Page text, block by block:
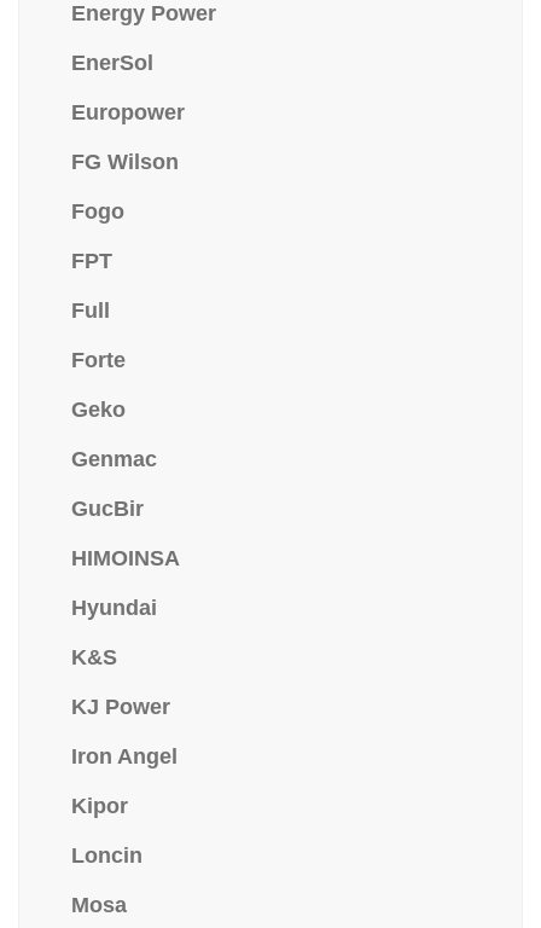
Energy Power
EnerSol
Europower
FG Wilson
Fogo
FPT
Full
Forte
Geko
Genmac
GucBir
HIMOINSA
Hyundai
K&S
KJ Power
Iron Angel
Kipor
Loncin
Mosa